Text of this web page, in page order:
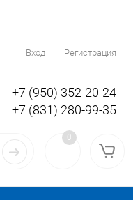
Вход Регистрация
+7 (950) 352-20-24
+7 (831) 280-99-35
0